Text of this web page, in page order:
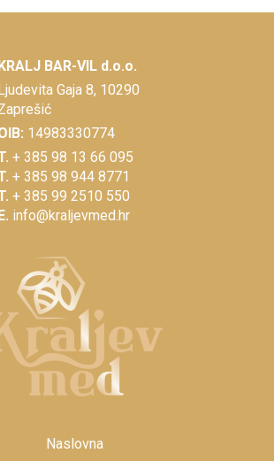
BAR-VIL d.o.o.
Gaja 8, 10290
14983330774
+ 385 98 13 66 095
+ 385 98 944 8771
+ 385 99 2510 550
info@kraljevmed.hr
Naslovna